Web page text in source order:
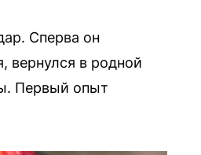
Сперва он
вернулся в родной
Первый опыт